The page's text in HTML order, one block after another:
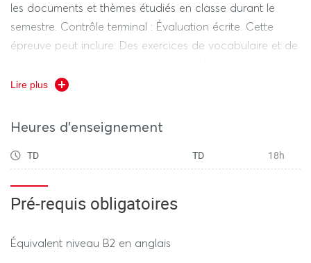
les documents et thèmes étudiés en classe durant le
semestre. Contrôle terminal : Évaluation écrite. Cette
épreuve peut inclure: Des exercices de vocabulaire et de
l'expression écrite. Le contenu porte sur les documents et
En session 2 : Évaluation écrite. Cette épreuve peut
inclure: Des exercices de vocabulaire et de grammaire,
de la compréhension de l'oral et de l'écrit, de l'expression
étudiés en classe durant le semestre.
Lire plus
Heures d'enseignement
TD TD 18h
Pré-requis obligatoires
Équivalent niveau B2 en anglais